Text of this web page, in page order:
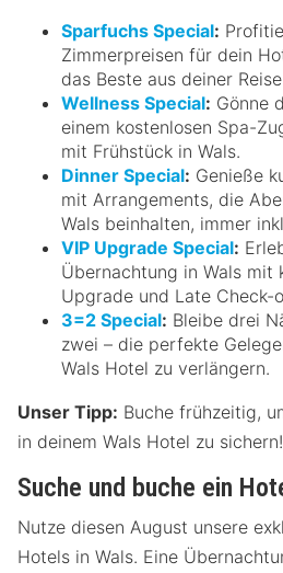
Sparfuchs Special:
Zimmerpreisen für dein
das Beste aus deiner
Wellness Special: Gönne
einem kostenlosen Spa-
mit Frühstück in Wals.
Dinner Special: Genieße
mit Arrangements, die
Wals beinhalten, immer
VIP Upgrade Special:
Übernachtung in Wals mit
Upgrade und Late Check-
3=2 Special: Bleibe drei
zwei – die perfekte
Wals Hotel zu verlängern.
Unser Tipp: Buche frühzeitig,
in deinem Wals Hotel zu sichern!
Suche und buche ein
Nutze diesen August unsere
Hotels in Wals. Eine